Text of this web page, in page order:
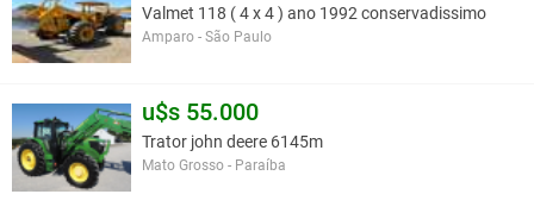
Valmet 118 ( 4 x 4 ) ano 1992 conservadissimo
Amparo - São Paulo
u$s 55.000
Trator john deere 6145m
Mato Grosso - Paraíba